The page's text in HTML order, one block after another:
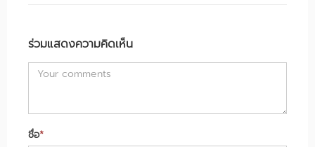
ร่วมแสดงความคิดเห็น
ชื่อ*